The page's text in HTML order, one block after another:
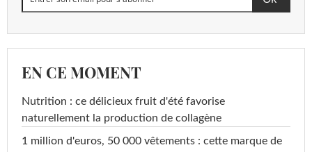
EN CE MOMENT
Nutrition : ce délicieux fruit d'été favorise
naturellement la production de collagène
1 million d'euros, 50 000 vêtements : cette marque de